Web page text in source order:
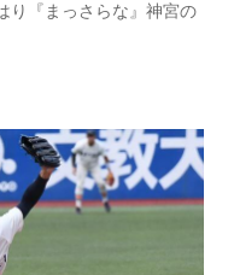
り『まっさらな』神宮の